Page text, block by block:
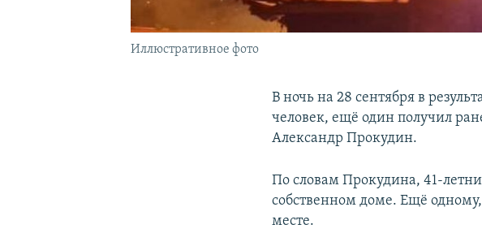
Иллюстративное фото
В ночь на 28 сентября в
человек, ещё один получил
Александр Прокудин.
По словам Прокудина, 41-
собственном доме. Ещё
месте.